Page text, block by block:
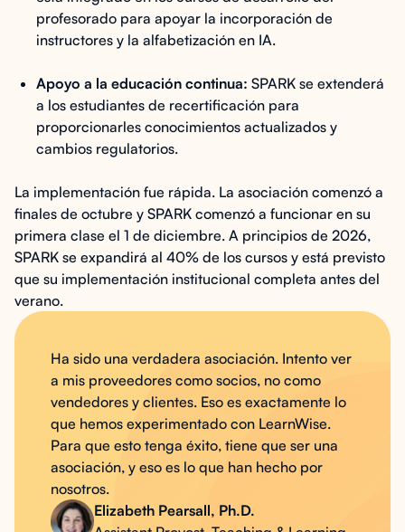
profesorado para apoyar la incorporación de
instructores y la alfabetización en IA.
Apoyo a la educación continua: SPARK se extenderá
a los estudiantes de recertificación para
proporcionarles conocimientos actualizados y
cambios regulatorios.
La implementación fue rápida. La asociación comenzó a
finales de octubre y SPARK comenzó a funcionar en su
primera clase el 1 de diciembre. A principios de 2026,
SPARK se expandirá al 40% de los cursos y está previsto
que su implementación institucional completa antes del
verano.
Ha sido una verdadera asociación. Intento ver
a mis proveedores como socios, no como
vendedores y clientes. Eso es exactamente lo
que hemos experimentado con LearnWise.
Para que esto tenga éxito, tiene que ser una
asociación, y eso es lo que han hecho por
nosotros.
Elizabeth Pearsall, Ph.D.